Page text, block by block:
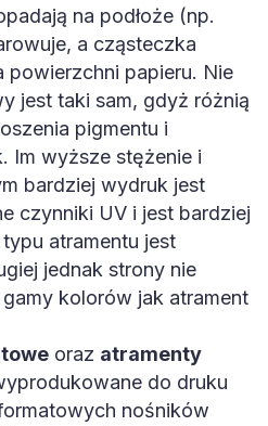
na podłoże (np.
a cząsteczka
powierzchni papieru. Nie
jest taki sam, gdyż różnią
pigmentu i
Im wyższe stężenie i
bardziej wydruk jest
czynniki UV i jest bardziej
atramentu jest
jednak strony nie
kolorów jak atrament
oraz atramenty
do druku
nośników